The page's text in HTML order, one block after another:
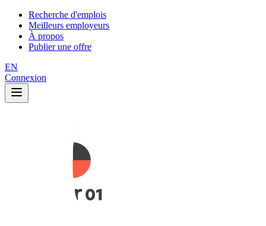
Recherche d'emplois
Meilleurs employeurs
À propos
Publier une offre
EN
Connexion